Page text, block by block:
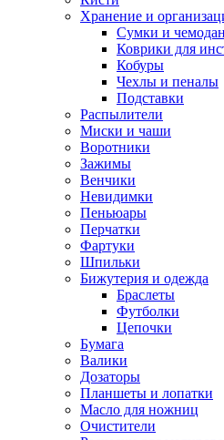
Хранение и
Сумки и
Коврики для
Кобуры
Чехлы и пеналы
Подставки
Распылители
Миски и чаши
Воротники
Зажимы
Венчики
Невидимки
Пеньюары
Перчатки
Фартуки
Шпильки
Бижутерия и одежда
Браслеты
Футболки
Цепочки
Бумага
Валики
Дозаторы
Планшеты и лопатки
Масло для ножниц
Очистители